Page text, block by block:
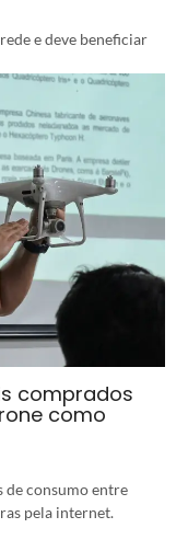
e deve beneficiar
comprados
como
de consumo entre
pela internet.